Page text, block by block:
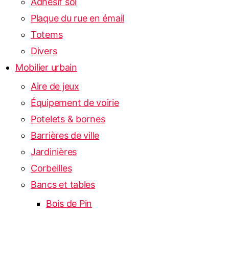
Plaque du rue en émail
Totems
Divers
Mobilier urbain
Aire de jeux
Équipement de voirie
Potelets & bornes
Barrières de ville
Jardinières
Corbeilles
Bancs et tables
Bois de Pin